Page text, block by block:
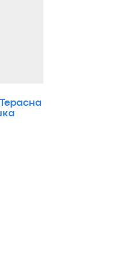
Терасна